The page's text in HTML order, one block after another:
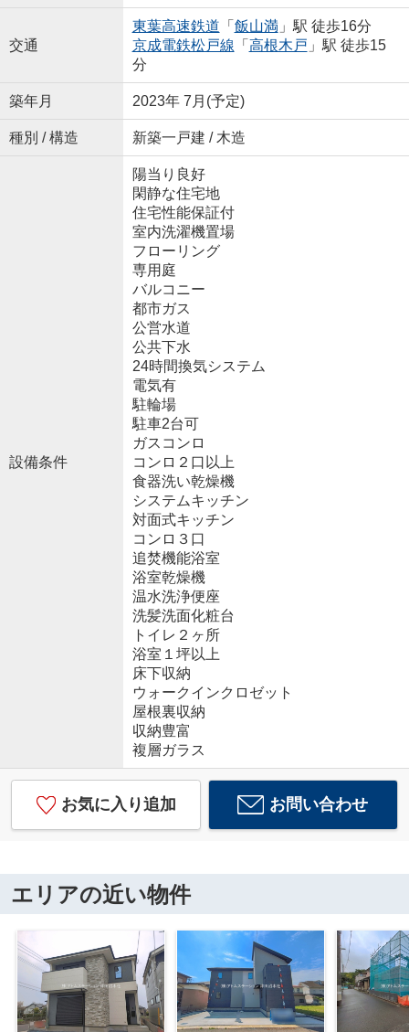
交通
東葉高速鉄道 「 飯山満」駅 徒歩16分
京成電鉄松戸線 「 高根木戸 」駅 徒歩15
分
築年月 2023年 7月(予定)
種別 / 構造 新築一戸建 / 木造
設備条件
陽当り良好
閑静な住宅地
住宅性能保証付
室内洗濯機置場
フローリング
専用庭
バルコニー
都市ガス
公営水道
公共下水
24時間換気システム
電気有
駐輪場
駐車2台可
ガスコンロ
コンロ２口以上
食器洗い乾燥機
システムキッチン
対面式キッチン
コンロ３口
追焚機能浴室
浴室乾燥機
温水洗浄便座
洗髪洗面化粧台
トイレ２ヶ所
浴室１坪以上
床下収納
ウォークインクロゼット
屋根裏収納
収納豊富
複層ガラス
お気に入り追加 お問い合わせ
エリアの近い物件